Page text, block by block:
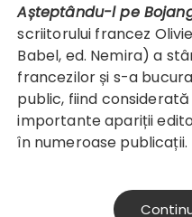
Așteptându-l pe
scriitorului francez
Babel, ed. Nemira) a
francezilor și s-a
public, fiind
importante apariții
în numeroase publicații.